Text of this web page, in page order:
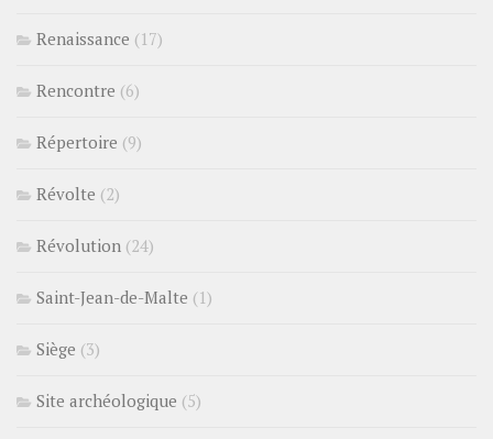
Renaissance (17)
Rencontre (6)
Répertoire (9)
Révolte (2)
Révolution (24)
Saint-Jean-de-Malte (1)
Siège (3)
Site archéologique (5)